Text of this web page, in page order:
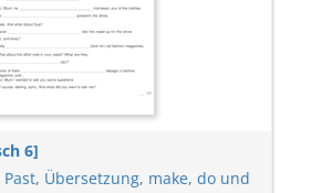
6]
, Übersetzung, make, do und